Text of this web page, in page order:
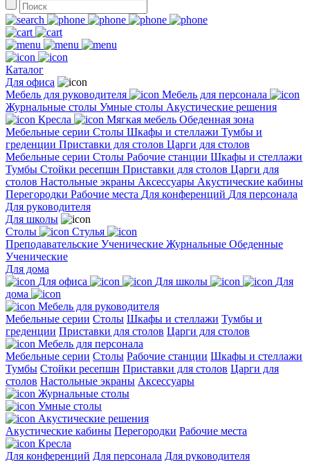
Каталог
Для офиса
Мебель для руководителя
Мебель для персонала
Журнальные столы Умные столы Акустические решения
Кресла
Мягкая мебель Обеденная зона
Мебельные серии Столы Шкафы и стеллажи Тумбы и
греденции Приставки для столов Царги для столов
Мебельные серии Столы Рабочие станции Шкафы и стеллажи
Тумбы Стойки ресепшн Приставки для столов Царги для
столов Настольные экраны Аксессуары Акустические кабины
Перегородки Рабочие места Для конференций Для персонала
Для руководителя
Для школы
Столы
Стулья
Преподавательские Ученические Журнальные Обеденные
Ученические
Для дома
Для офиса
Для школы
Для
дома
Мебель для руководителя
Мебельные серии Столы Шкафы и стеллажи Тумбы и
греденции Приставки для столов Царги для столов
Мебель для персонала
Мебельные серии Столы Рабочие станции Шкафы и стеллажи
Тумбы Стойки ресепшн Приставки для столов Царги для
столов Настольные экраны Аксессуары
Журнальные столы
Умные столы
Акустические решения
Акустические кабины Перегородки Рабочие места
Кресла
Для конференций Для персонала Для руководителя